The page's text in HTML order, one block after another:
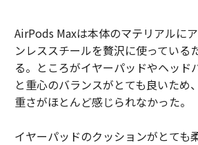
AirPods Maxは本体のマテリアルに
ンレススチールを贅沢に使っている
る。ところがイヤーパッドやヘッド
と重心のバランスがとても良いため
重さがほとんど感じられなかった。
イヤーパッドのクッションがとても